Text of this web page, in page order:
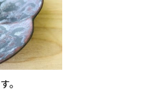
。